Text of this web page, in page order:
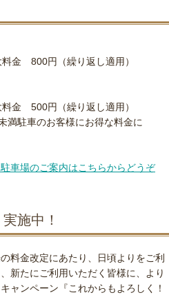
金 800円（繰り返し適用）
金 500円（繰り返し適用）
駐車のお客様にお得な料金に
車場のご案内はこちらからどうぞ
施中！
料金改定にあたり、日頃よりをご利
新たにご利用いただく皆様に、より
ャンペーン『これからもよろしく！